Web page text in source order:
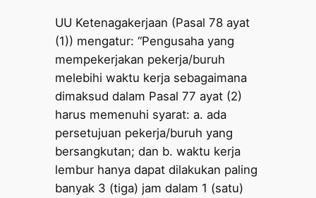
UU Ketenagakerjaan (Pasal 78 ayat
(1)) mengatur: “Pengusaha yang
mempekerjakan pekerja/buruh
melebihi waktu kerja sebagaimana
dimaksud dalam Pasal 77 ayat (2)
harus memenuhi syarat: a. ada
persetujuan pekerja/buruh yang
bersangkutan; dan b. waktu kerja
lembur hanya dapat dilakukan paling
banyak 3 (tiga) jam dalam 1 (satu)